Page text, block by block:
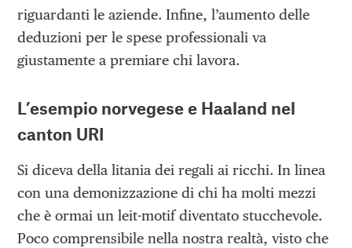
riguardanti le aziende. Infine, l’aumento delle
deduzioni per le spese professionali va
giustamente a premiare chi lavora.
L’esempio norvegese e Haaland nel
canton URI
Si diceva della litania dei regali ai ricchi. In linea
con una demonizzazione di chi ha molti mezzi
che è ormai un leit-motif diventato stucchevole.
Poco comprensibile nella nostra realtà, visto che